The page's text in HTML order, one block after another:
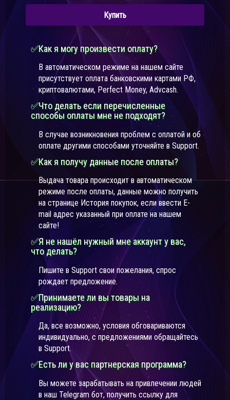
Купить
✅Как я могу произвести оплату?
В автоматическом режиме на нашем сайте
присутствует оплата банковскими картами РФ,
криптовалютами, Perfect Money, Advcash.
✅Что делать если перечисленные
способы оплаты мне не подходят?
В случае возникновения проблем с оплатой и об
оплате другими способами уточняйте в Support.
✅Как я получу данные после оплаты?
Выдача товара происходит в автоматическом
режиме после оплаты, данные можно получить
на странице История покупок, если ввести E-
mail адрес указанный при оплате на нашем
сайте!
✅Я не нашёл нужный мне аккаунт у вас,
что делать?
Пишите в Support свои пожелания, спрос
рождает предложение.
✅Принимаете ли вы товары на
реализацию?
Да, все возможно, условия обговариваются
индивидуально, с предложениями обращайтесь
в Support.
✅Есть ли у вас партнерская программа?
Вы можете зарабатывать на привлечении людей
в наш Telegram бот, получить ссылку для